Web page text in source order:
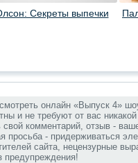
Секреты выпечки
онлайн «Выпуск 4»
и не требуют от вас
комментарий, отзыв -
просьба - придерживаться
сайта, нецензурные
предупреждения!